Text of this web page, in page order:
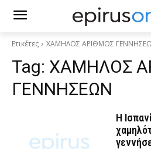
Ετικέτες ΧΑΜΗΛΟΣ ΑΡΙΘΜΟΣ
Tag: ΧΑΜΗΛΟΣ
ΓΕΝΝΗΣΕΩΝ
Η